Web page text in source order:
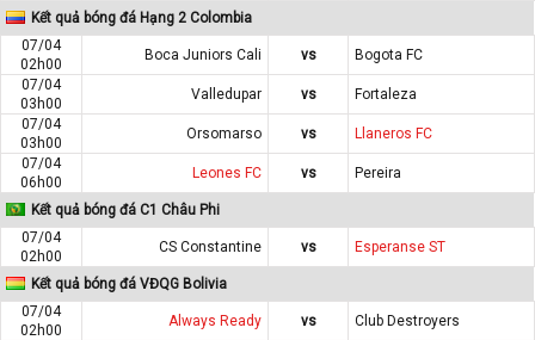
Kết quả bóng đá Hạng 2 Colombia
07/04
02h00
Boca Juniors Cali vs
Bogota FC
07/04
03h00
Valledupar vs
Fortaleza
07/04
03h00
Orsomarso vs
Llaneros FC
07/04
06h00
Leones FC vs Pereira
Kết quả bóng đá C1 Châu Phi
07/04
02h00
CS Constantine vs Esperanse ST
Kết quả bóng đá VĐQG Bolivia
07/04
02h00
Always Ready vs
Club Destroyers